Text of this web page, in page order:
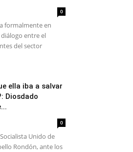
0
formalmente en
entre el
del sector
ella iba a salvar
Diosdado
0
Unido de
Rondón, ante los